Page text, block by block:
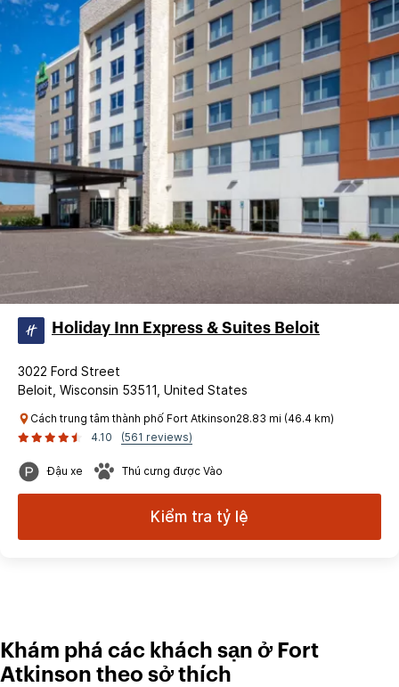
Holiday Inn Express & Suites Beloit
3022 Ford Street
Beloit, Wisconsin 53511, United States
Cách trung tâm thành phố Fort Atkinson28.83 mi (46.4 km)
4.10
(561 reviews)
Đậu xe Thú cưng được Vào
Kiểm tra tỷ lệ
Khám phá các khách sạn ở Fort
Atkinson theo sở thích